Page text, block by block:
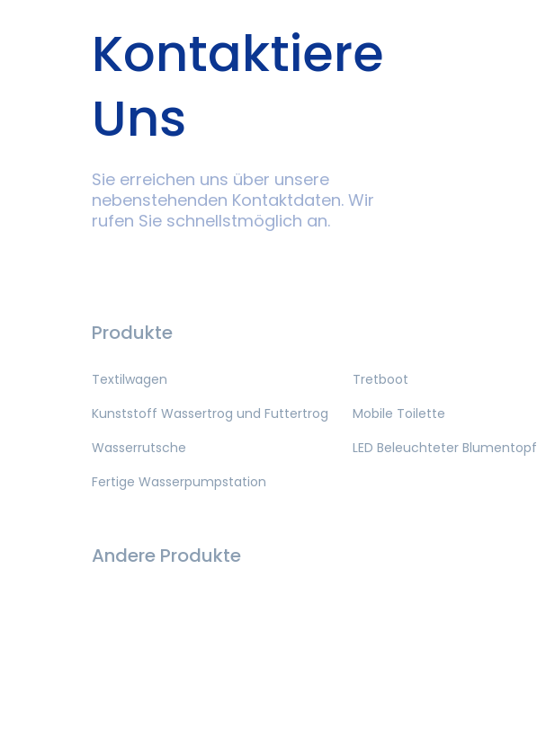
Kontaktiere
Uns
Sie erreichen uns über unsere
nebenstehenden Kontaktdaten. Wir
rufen Sie schnellstmöglich an.
Produkte
Textilwagen Tretboot
Kunststoff Wassertrog und Futtertrog
Mobile Toilette
Wasserrutsche
LED Beleuchteter Blumentopf
Fertige Wasserpumpstation
Andere Produkte